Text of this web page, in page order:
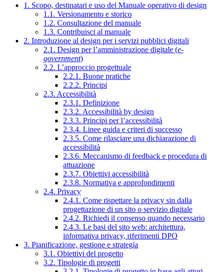
1. Scopo, destinatari e uso del Manuale operativo di design
1.1. Versionamento e storico
1.2. Consultazione del manuale
1.3. Contribuisci al manuale
2. Introduzione al design per i servizi pubblici digitali
2.1. Design per l’amministrazione digitale (e-
government)
2.2. L’approccio progettuale
2.2.1. Buone pratiche
2.2.2. Principi
2.3. Accessibilità
2.3.1. Definizione
2.3.2. Accessibilità by design
2.3.3. Principi per l’accessibilità
2.3.4. Linee guida e criteri di successo
2.3.5. Come rilasciare una dichiarazione di
accessibilità
2.3.6. Meccanismo di feedback e procedura di
attuazione
2.3.7. Obiettivi accessibilità
2.3.8. Normativa e approfondimenti
2.4. Privacy
2.4.1. Come rispettare la privacy sin dalla
progettazione di un sito o servizio digitale
2.4.2. Richiedi il consenso quando necessario
2.4.3. Le basi del sito web: architettura,
informativa privacy, riferimenti DPO
3. Pianificazione, gestione e strategia
3.1. Obiettivi del progetto
3.2. Tipologie di progetti